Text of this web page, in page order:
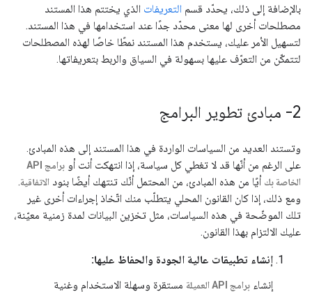
بالإضافة إلى ذلك، يحدّد قسم التعريفات الذي يختتم هذا المستند
مصطلحات أخرى لها معنى محدّد جدًا عند استخدامها في هذا المستند.
لتسهيل الأمر عليك، يستخدم هذا المستند نمطًا خاصًا لهذه المصطلحات
لتتمكّن من التعرّف عليها بسهولة في السياق والربط بتعريفاتها.
2- مبادئ تطوير البرامج
وتستند العديد من السياسات الواردة في هذا المستند إلى هذه المبادئ.
على الرغم من أنّها قد لا تغطي كل سياسة، إذا انتهكت أنت أو
برامج API
الخاصة بك أيًا من هذه المبادئ، من المحتمل أنّك تنتهك أيضًا بنود الاتفاقية.
ومع ذلك، إذا كان القانون المحلي يتطلّب منك اتّخاذ إجراءات أخرى غير
تلك الموضّحة في هذه السياسات، مثل تخزين البيانات لمدة زمنية معيّنة،
عليك الالتزام بهذا القانون.
إنشاء تطبيقات عالية الجودة والحفاظ عليها:
إنشاء برامج API العميلة
مستقرة وسهلة الاستخدام وغنية